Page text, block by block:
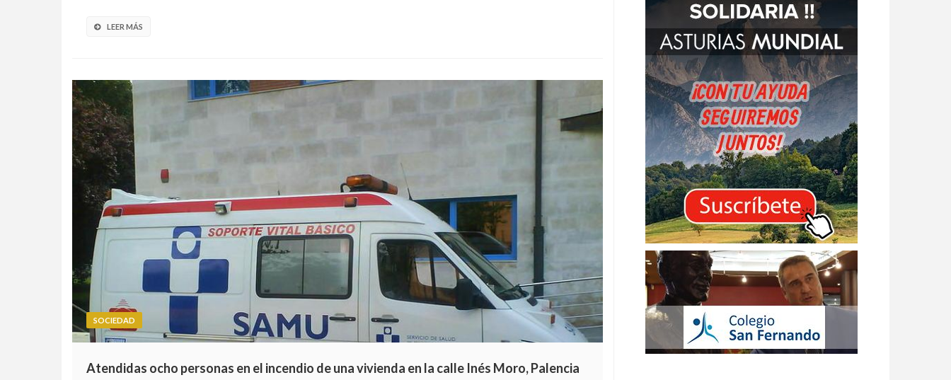
LEER MÁS
SOCIEDAD
Atendidas ocho personas en el incendio de una vivienda en la calle Inés Moro, Palencia